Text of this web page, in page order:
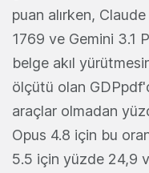
puan alırken,
1769 ve Gemini 3.1
belge akıl
ölçütü olan
araçlar olmadan
Opus 4.8 için bu
5.5 için yüzde 24,9